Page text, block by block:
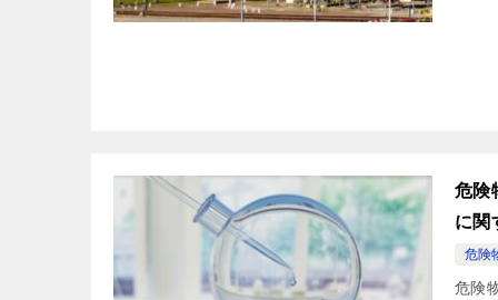
危険
に関
危険
危険